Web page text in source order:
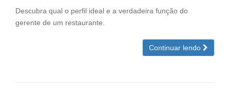
Descubra qual o perfil ideal e a verdadeira função do
gerente de um restaurante.
Continuar lendo